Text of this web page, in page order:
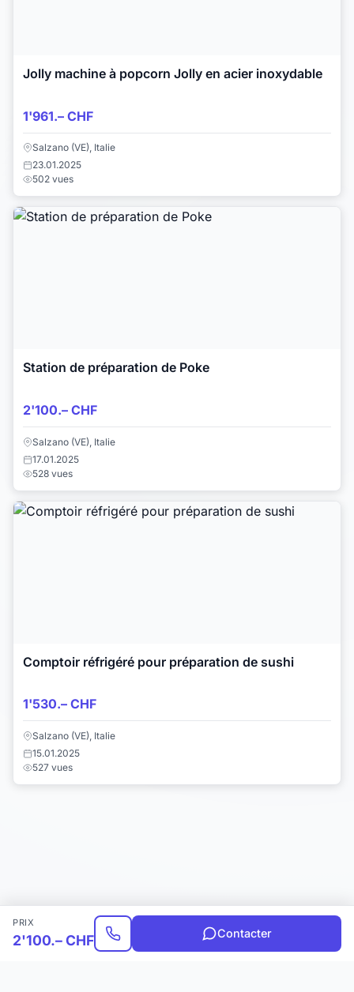
Jolly machine à popcorn Jolly en acier inoxydable
1'961.– CHF
Salzano (VE), Italie
23.01.2025
502 vues
Station de préparation de Poke
2'100.– CHF
Salzano (VE), Italie
17.01.2025
528 vues
Comptoir réfrigéré pour préparation de sushi
1'530.– CHF
Salzano (VE), Italie
15.01.2025
527 vues
PRIX
2'100.– CHF Contacter